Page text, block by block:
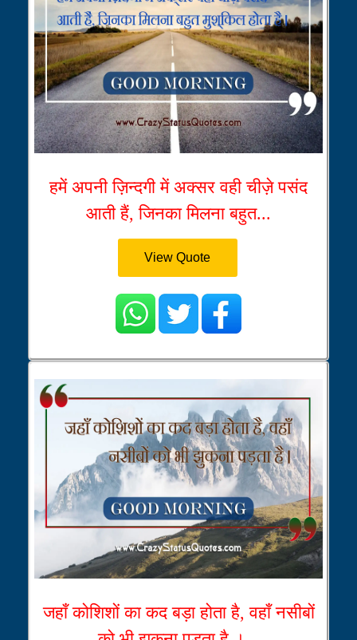
हमें अपनी ज़िन्दगी में अक्सर वही चीज़े पसंद
आती हैं, जिनका मिलना बहुत...
View Quote
जहाँ कोशिशों का कद बड़ा होता है, वहाँ नसीबों